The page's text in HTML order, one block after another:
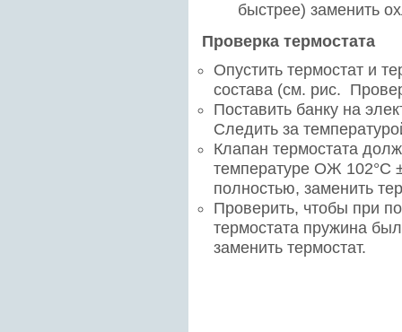
быстрее) заменить
Проверка термостата
Опустить термостат и
состава (см. рис.
Поставить банку на
Следить за
Клапан термостата
температуре ОЖ 102°С
полностью, заменить
Проверить, чтобы при
термостата пружина
заменить термостат.